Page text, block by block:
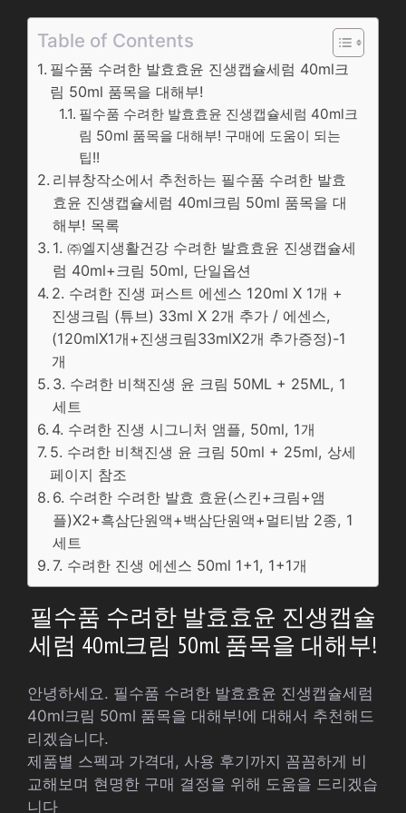
Table of Contents
필수품 수려한 발효효윤 진생캡슐세럼 40ml크
림 50ml 품목을 대해부!
필수품 수려한 발효효윤 진생캡슐세럼 40ml크
림 50ml 품목을 대해부! 구매에 도움이 되는
팁!!
리뷰창작소에서 추천하는 필수품 수려한 발효
효윤 진생캡슐세럼 40ml크림 50ml 품목을 대
해부! 목록
1. ㈜엘지생활건강 수려한 발효효윤 진생캡슐세
럼 40ml+크림 50ml, 단일옵션
2. 수려한 진생 퍼스트 에센스 120ml X 1개 +
진생크림 (튜브) 33ml X 2개 추가 / 에센스,
(120mlX1개+진생크림33mlX2개 추가증정)-1
개
3. 수려한 비책진생 윤 크림 50ML + 25ML, 1
세트
4. 수려한 진생 시그니처 앰플, 50ml, 1개
5. 수려한 비책진생 윤 크림 50ml + 25ml, 상세
페이지 참조
6. 수려한 수려한 발효 효윤(스킨+크림+앰
플)X2+흑삼단원액+백삼단원액+멀티밤 2종, 1
세트
7. 수려한 진생 에센스 50ml 1+1, 1+1개
필수품 수려한 발효효윤 진생캡슐
세럼 40ml크림 50ml 품목을 대해부!
안녕하세요. 필수품 수려한 발효효윤 진생캡슐세럼
40ml크림 50ml 품목을 대해부!에 대해서 추천해드
리겠습니다.
제품별 스펙과 가격대, 사용 후기까지 꼼꼼하게 비
교해보며 현명한 구매 결정을 위해 도움을 드리겠습
니다